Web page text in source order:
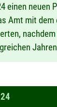
einen neuen
Amt mit